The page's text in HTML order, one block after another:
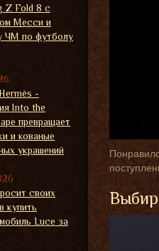
Z Fold 8 с
Месси и
ЧМ по футболу
-
Into the
превращает
и кованые
украшений
своих
купить
Luce за